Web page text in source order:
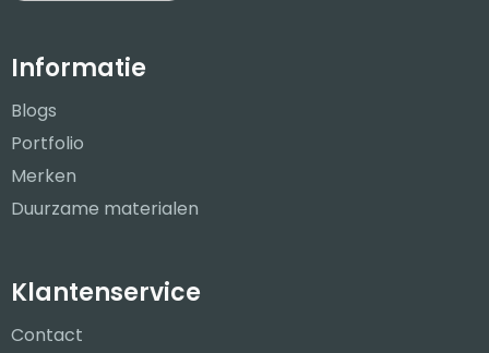
Informatie
Blogs
Portfolio
Merken
Duurzame materialen
Klantenservice
Contact